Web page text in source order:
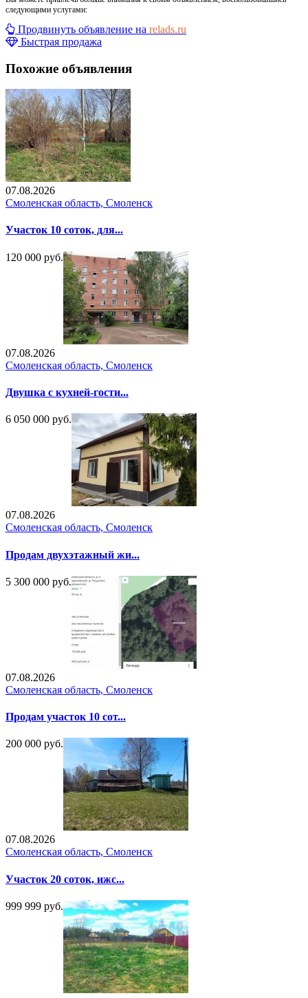
следующими услугами:
Продвинуть объявление на relads.ru
Быстрая продажа
Похожие объявления
07.08.2026
Смоленская область, Смоленск
Участок 10 соток, для...
120 000 руб.
07.08.2026
Смоленская область, Смоленск
Двушка с кухней-гости...
6 050 000 руб.
07.08.2026
Смоленская область, Смоленск
Продам двухэтажный жи...
5 300 000 руб.
07.08.2026
Смоленская область, Смоленск
Продам участок 10 сот...
200 000 руб.
07.08.2026
Смоленская область, Смоленск
Участок 20 соток, ижс...
999 999 руб.